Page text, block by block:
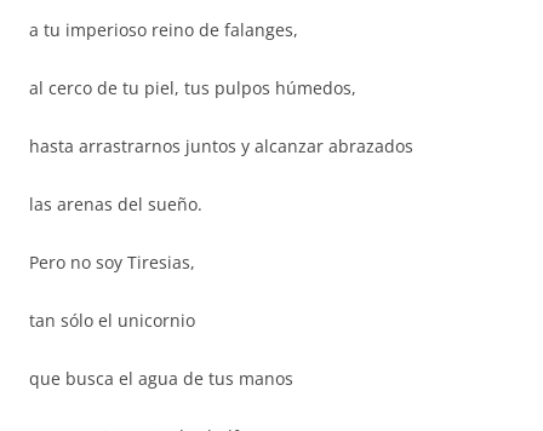
a tu imperioso reino de falanges,
al cerco de tu piel, tus pulpos húmedos,
hasta arrastrarnos juntos y alcanzar abrazados
las arenas del sueño.
Pero no soy Tiresias,
tan sólo el unicornio
que busca el agua de tus manos